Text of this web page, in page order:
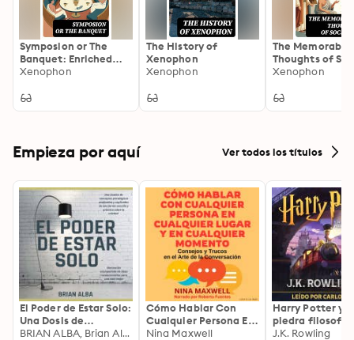
Symposion or The
Banquet: Enriched
edition. A Socratic
Friendship, Virtue,
Xenophon
The History of
Xenophon
Xenophon
The Memorable
Thoughts of
Enriched
Xenophon
Empieza por aquí Ver todos los títulos
El Poder de Estar Solo:
Una Dosis de
Motivación
BRIAN ALBA, Brian Alba
Cómo Hablar Con
Cualquier Persona En
Cualquier Lugar Y En
Nina Maxwell
Harry Potter y
piedra filosofal
J.K. Rowling